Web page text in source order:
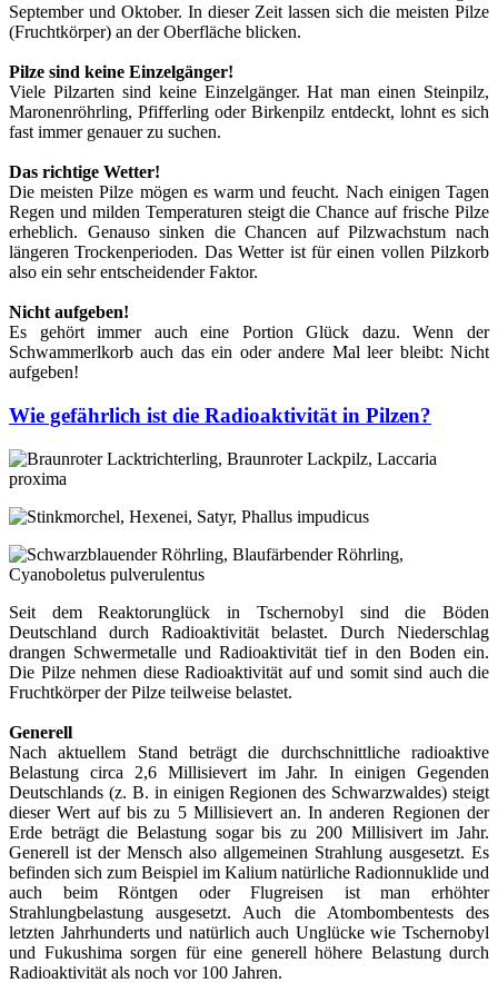
September und Oktober. In dieser Zeit lassen sich die meisten Pilze
(Fruchtkörper) an der Oberfläche blicken.
Pilze sind keine Einzelgänger!
Viele Pilzarten sind keine Einzelgänger. Hat man einen Steinpilz,
Maronenröhrling, Pfifferling oder Birkenpilz entdeckt, lohnt es sich
fast immer genauer zu suchen.
Das richtige Wetter!
Die meisten Pilze mögen es warm und feucht. Nach einigen Tagen
Regen und milden Temperaturen steigt die Chance auf frische Pilze
erheblich. Genauso sinken die Chancen auf Pilzwachstum nach
längeren Trockenperioden. Das Wetter ist für einen vollen Pilzkorb
also ein sehr entscheidender Faktor.
Nicht aufgeben!
Es gehört immer auch eine Portion Glück dazu. Wenn der
Schwammerlkorb auch das ein oder andere Mal leer bleibt: Nicht
aufgeben!
Wie gefährlich ist die Radioaktivität in Pilzen?
Seit dem Reaktorunglück in Tschernobyl sind die Böden
Deutschland durch Radioaktivität belastet. Durch Niederschlag
drangen Schwermetalle und Radioaktivität tief in den Boden ein.
Die Pilze nehmen diese Radioaktivität auf und somit sind auch die
Fruchtkörper der Pilze teilweise belastet.
Generell
Nach aktuellem Stand beträgt die durchschnittliche radioaktive
Belastung circa 2,6 Millisievert im Jahr. In einigen Gegenden
Deutschlands (z. B. in einigen Regionen des Schwarzwaldes) steigt
dieser Wert auf bis zu 5 Millisievert an. In anderen Regionen der
Erde beträgt die Belastung sogar bis zu 200 Millisivert im Jahr.
Generell ist der Mensch also allgemeinen Strahlung ausgesetzt. Es
befinden sich zum Beispiel im Kalium natürliche Radionnuklide und
auch beim Röntgen oder Flugreisen ist man erhöhter
Strahlungbelastung ausgesetzt. Auch die Atombombentests des
letzten Jahrhunderts und natürlich auch Unglücke wie Tschernobyl
und Fukushima sorgen für eine generell höhere Belastung durch
Radioaktivität als noch vor 100 Jahren.